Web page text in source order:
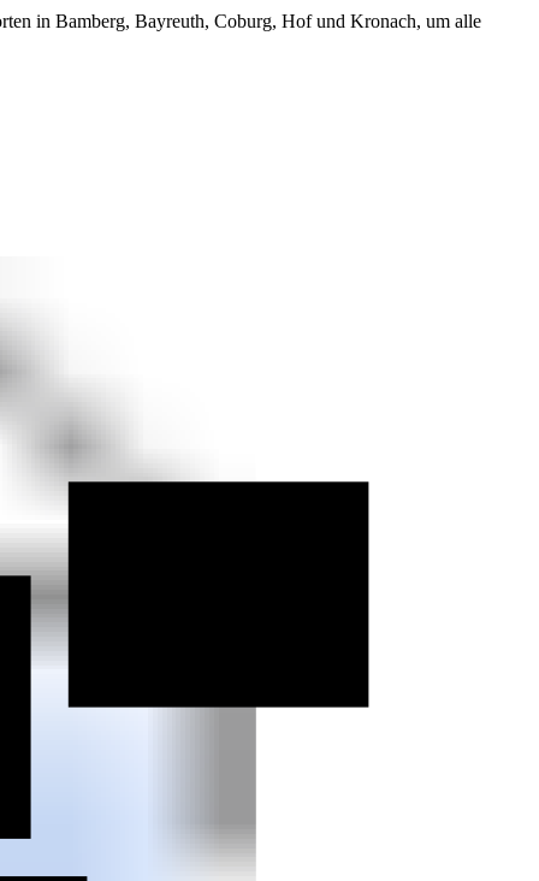
in Bamberg, Bayreuth, Coburg, Hof und Kronach, um alle